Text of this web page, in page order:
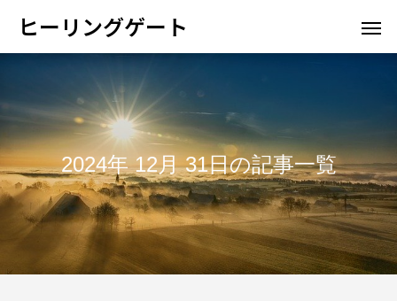
ヒーリングゲート
2024年 12月 31日の記事一覧